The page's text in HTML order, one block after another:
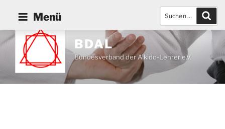
Inhalt
springen
BDAL
Bundesverband der Aikido-Lehrer e.V.
Menü